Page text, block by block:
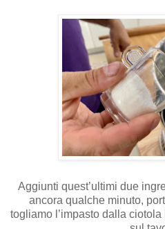
Aggiunti quest’ultimi due
ancora qualche minuto,
togliamo l’impasto dalla